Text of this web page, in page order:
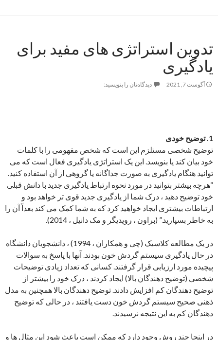
تدوین استراتژی های مفید برای
یادگیری
آگوست 7, 2021 دیدگاه‌تان را بنویسید:
1. توضیح خودی
توضیح شخصی مستلزم این است که شخص مفهومی را با کلمات
خود بیان کند یا بنویسد. این یک استراتژی یادگیری فعال است که می
توانید هنگام یادگیری به صورت جداگانه یا گروهی از آن استفاده کنید.
“هرچه بیشتر بتوانید در مورد نحوه ارتباط یادگیری جدید با دانش قبلی
خود توضیح دهید ، درک شما از یادگیری جدید قوی تر خواهد بود و
ارتباطات بیشتری ایجاد خواهید کرد که به شما کمک می کند بعداً آن را
به خاطر بسپارید.” (براون ، رویدیگر و مک دانیل ، 2014).
در یک مطالعه کلاسیک (چی و همکاران ، 1994) ، دانشجویان دانشگاه
در حال یادگیری سیستم گردش خون بودند. آنها با پاسخ به سوالات
پیچیده مورد ارزیابی قرار گرفتند. کسانی که تعداد زیادی توضیحات
شخصی (توضیح دهندگان بالا) ایجاد کردند ، درک خود را بیشتر از
توضیح دهندگان کم افزایش دادند. توضیح دهندگان بالا همچنین به مدل
ذهنی صحیح سیستم گردش خون دست یافتند ، در حالی که توضیح
دهندگان کم به این نتیجه نرسیدند.
در اینجا چند روش وجود دارد که ممکن است باعث شود این مثال ها و